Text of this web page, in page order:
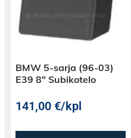
Tuotetta ei suositella
vastaavien osien
voimakkaasti
CTK Elastic 10
lisäksi myös
esimerkiksi
lämmön- ja
BMW 5-sarja (96-03)
E39 8″ Subikotelo
141,00€/kpl